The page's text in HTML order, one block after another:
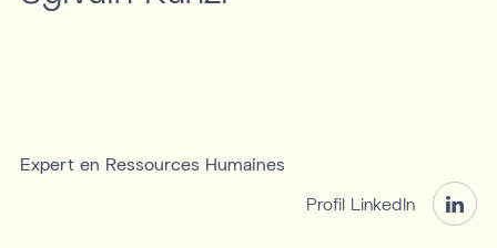
Expert en Ressources Humaines
Profil LinkedIn